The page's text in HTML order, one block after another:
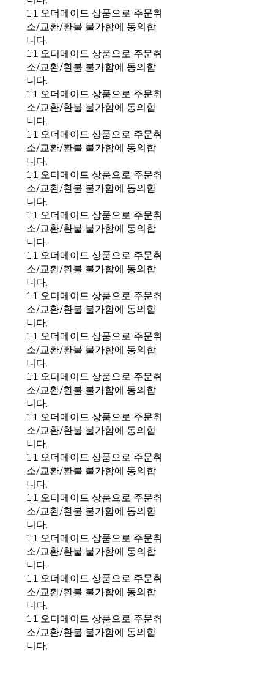
1:1 오더메이드 상품으로 주문취
소/교환/환불 불가함에 동의합
니다.
1:1 오더메이드 상품으로 주문취
소/교환/환불 불가함에 동의합
니다.
1:1 오더메이드 상품으로 주문취
소/교환/환불 불가함에 동의합
니다.
1:1 오더메이드 상품으로 주문취
소/교환/환불 불가함에 동의합
니다.
1:1 오더메이드 상품으로 주문취
소/교환/환불 불가함에 동의합
니다.
1:1 오더메이드 상품으로 주문취
소/교환/환불 불가함에 동의합
니다.
1:1 오더메이드 상품으로 주문취
소/교환/환불 불가함에 동의합
니다.
1:1 오더메이드 상품으로 주문취
소/교환/환불 불가함에 동의합
니다.
1:1 오더메이드 상품으로 주문취
소/교환/환불 불가함에 동의합
니다.
1:1 오더메이드 상품으로 주문취
소/교환/환불 불가함에 동의합
니다.
1:1 오더메이드 상품으로 주문취
소/교환/환불 불가함에 동의합
니다.
1:1 오더메이드 상품으로 주문취
소/교환/환불 불가함에 동의합
니다.
1:1 오더메이드 상품으로 주문취
소/교환/환불 불가함에 동의합
니다.
1:1 오더메이드 상품으로 주문취
소/교환/환불 불가함에 동의합
니다.
1:1 오더메이드 상품으로 주문취
소/교환/환불 불가함에 동의합
니다.
1:1 오더메이드 상품으로 주문취
소/교환/환불 불가함에 동의합
니다.